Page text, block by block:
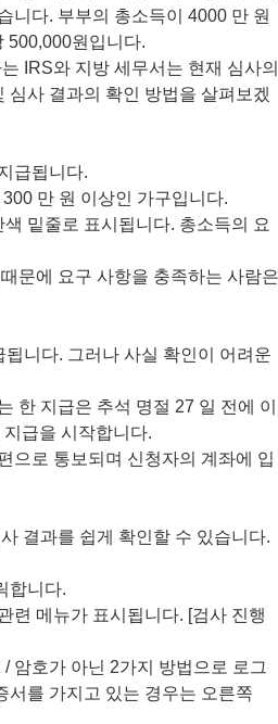
니다. 부부의 총소득이 4000 만 원
500,000원입니다.
IRS와 지방 세무서는 현재 심사의
심사 결과의 확인 방법을 살펴보겠
급됩니다.
만 원 이상인 가구입니다.
밑줄로 표시됩니다. 총소득의 요
문에 요구 사항을 충족하는 사람은
니다. 그러나 사실 확인이 어려운
한 지급은 추석 명절 27 일 전에 이
급을 시작합니다.
으로 통보되며 신청자의 계좌에 입
결과를 쉽게 확인할 수 있습니다.
합니다.
련 메뉴가 표시됩니다. [검사 진행
암호가 아닌 2가지 방법으로 로그
서를 가지고 있는 경우는 오른쪽